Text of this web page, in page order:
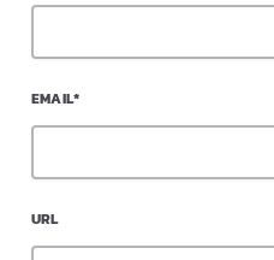
EMAIL*
URL